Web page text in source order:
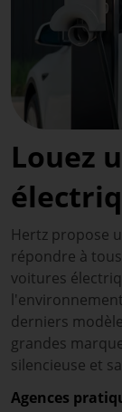
Louez
Hertz propose
répondre à
voitures
derniers
grandes
silencieuse et
Agences